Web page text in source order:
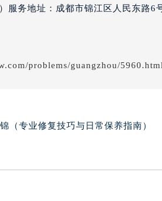
朝阳北大街北国先天下宝玑售后服务
市临河区新华街宝玑售后服务中心
青山区幸福路甲3号王府井百货名表
科尔沁区明仁大街宝玑售后服务中心
勃湾区人民南路宝玑售后服务中心
）服务地址：成都市锦江区人民东路
problems/guangzhou/5960.html
（专业修复技巧与日常保养指南）